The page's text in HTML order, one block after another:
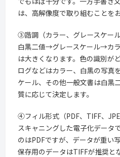
は、高解像度で取り組むことを
③諧調（カラー、グレースケール
白黒二値→グレースケール→カ
は大きくなります。色の識別が
ログなどはカラー、白黒の写真
ケール、その他一般文書は白黒
質に応じて決定します。
④フィル形式（PDF、TIFF、
スキャニングした電子化データ
のはPDFですが、データが重い
保存用のデータはTIFFが推奨と